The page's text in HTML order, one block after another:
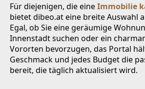
Für diejenigen, die eineImmobilie
bietet dibeo.at eine breite Auswahl
Egal, ob Sie eine geräumige
Innenstadt suchen oder ein
Vororten bevorzugen, das Portal
Geschmack und jedes Budget die
bereit, die täglich aktualisiert wird.